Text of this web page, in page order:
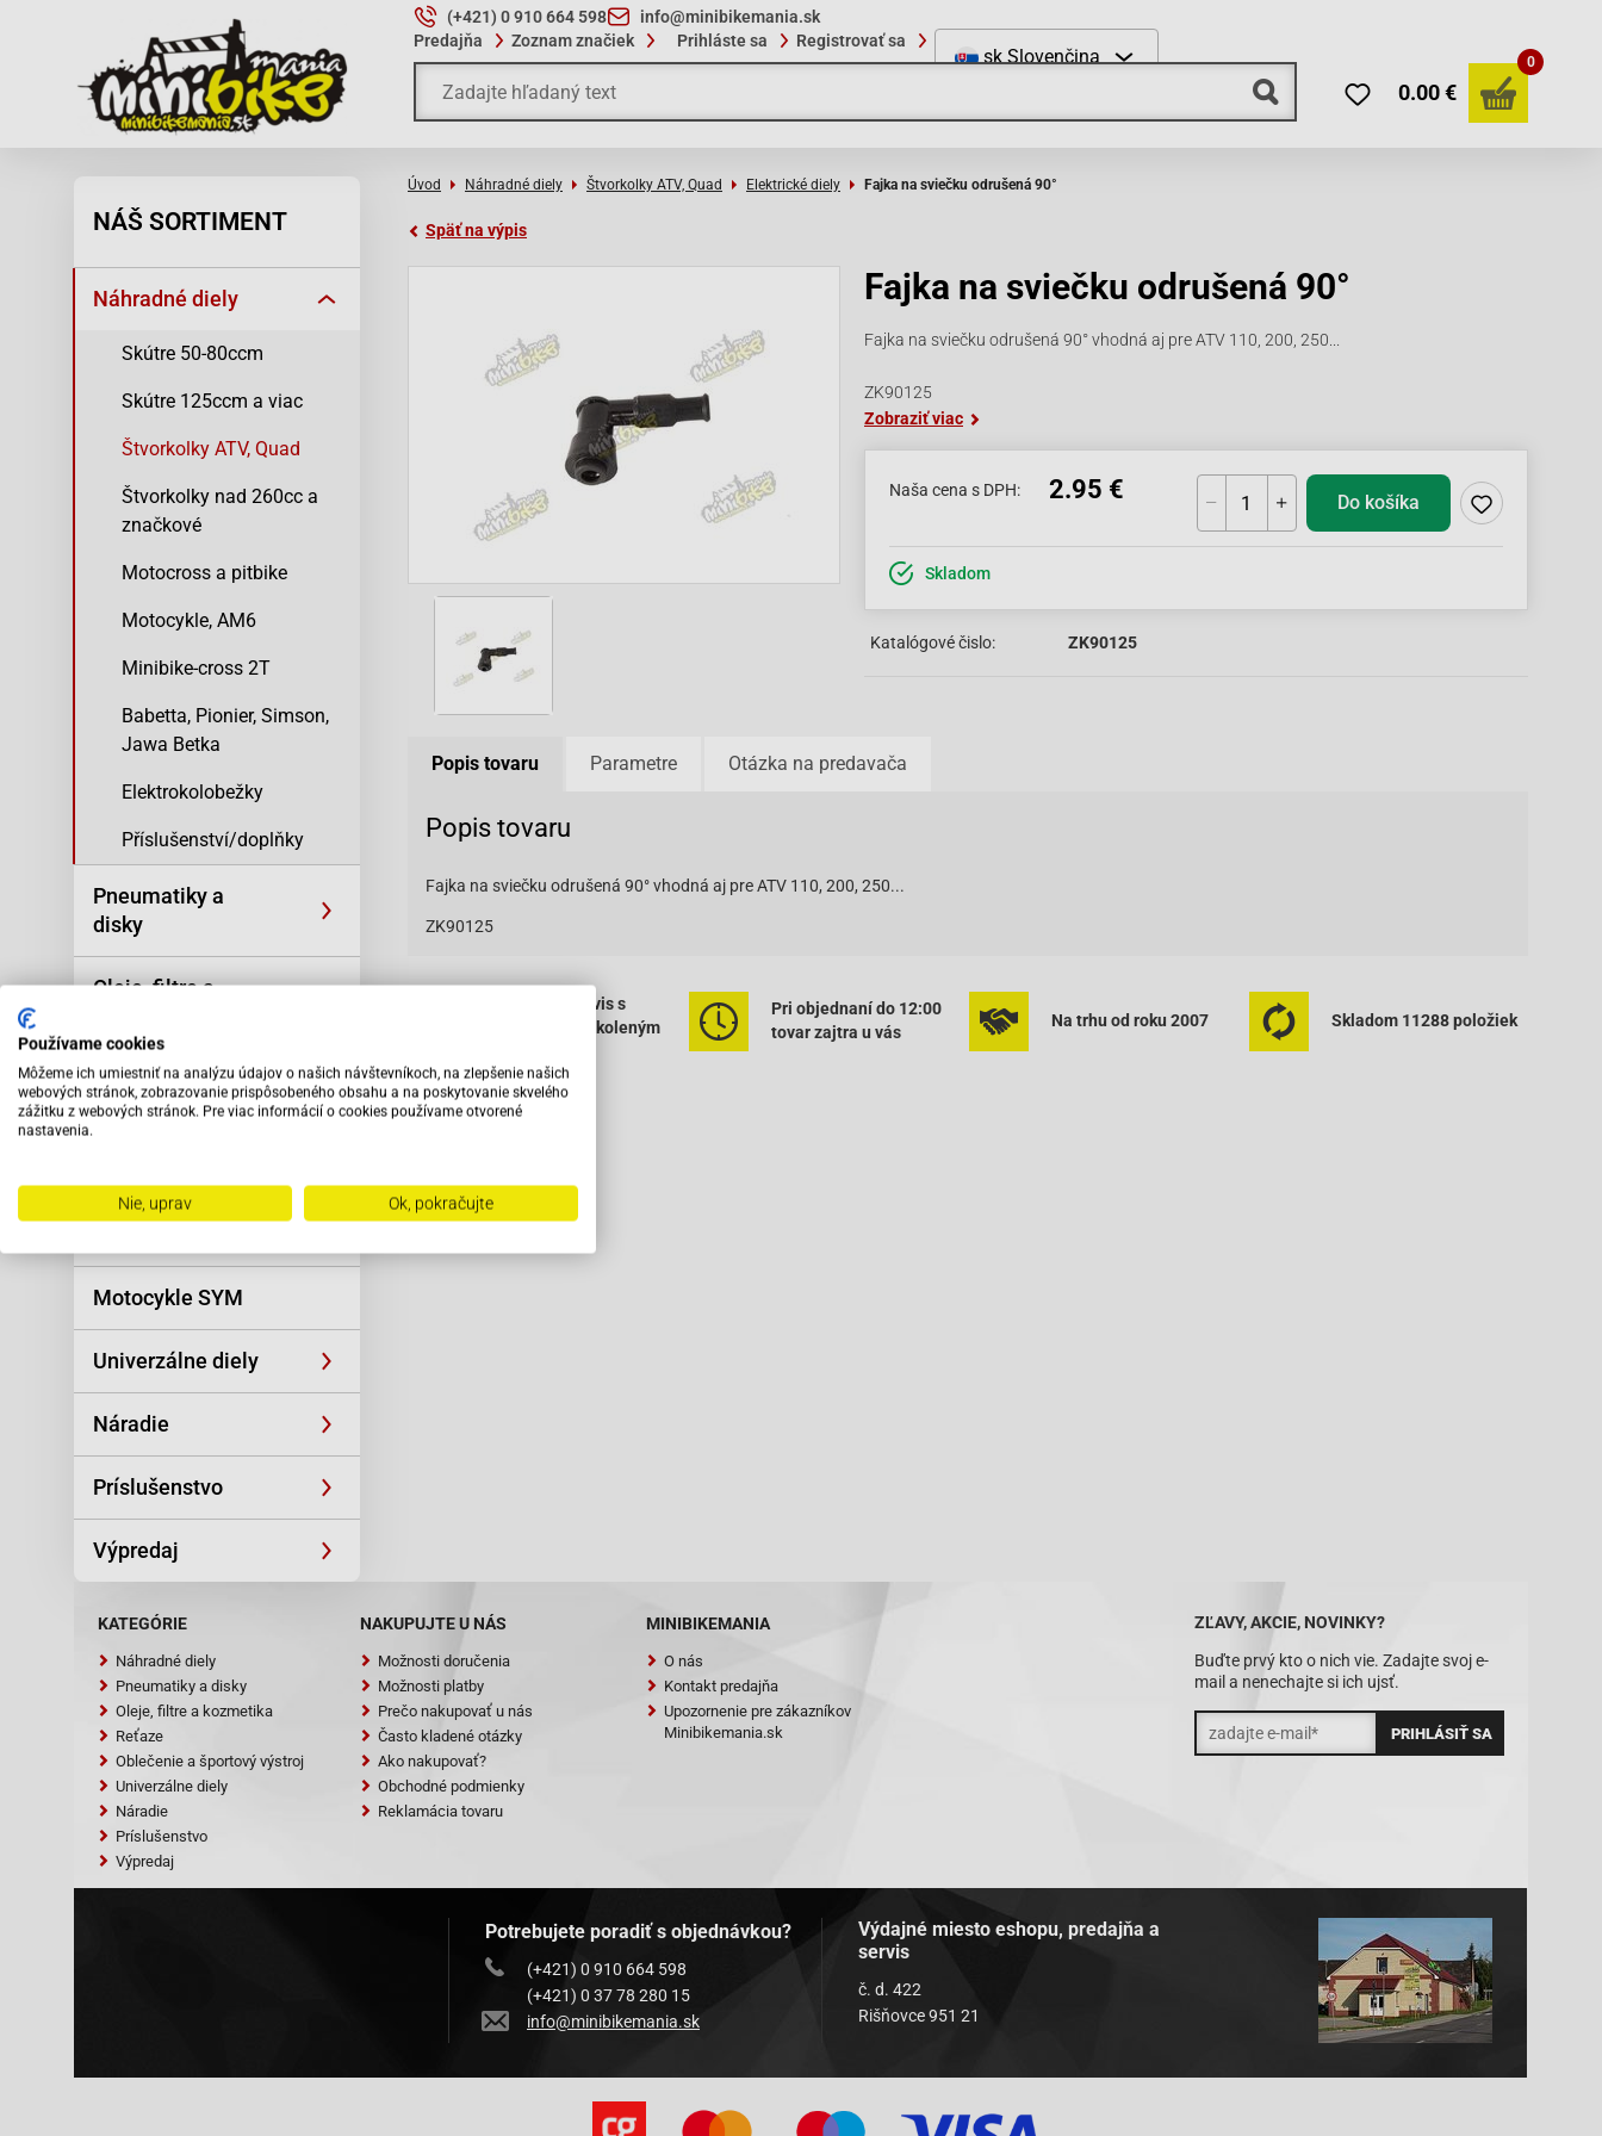
(+421) 0 910 664 598
info@minibikemania.sk
Predajňa
Zoznam značiek Prihláste sa Registrovať sa
sk Slovenčina
0.00 €
0
NÁŠ SORTIMENT
Náhradné diely
Skútre 50-80ccm
Skútre 125ccm a viac
Štvorkolky ATV, Quad
Štvorkolky nad 260cc a
značkové
Motocross a pitbike
Motocykle, AM6
Minibike-cross 2T
Babetta, Pionier, Simson,
Jawa Betka
Elektrokolobežky
Příslušenství/doplňky
Pneumatiky a
disky
Oleje, filtre a
Reťaze
Motocykle SYM
Univerzálne diely
Náradie
Príslušenstvo
Výpredaj
Úvod Náhradné diely Štvorkolky ATV, Quad Elektrické diely Fajka na sviečku odrušená 90°
Späť na výpis
Fajka na sviečku odrušená 90°
Fajka na sviečku odrušená 90° vhodná aj pre ATV 110, 200, 250...
ZK90125
Zobraziť viac
Naša cena s DPH: 2.95 € Do košíka
Skladom
Katalógové čislo: ZK90125
Popis tovaru Parametre Otázka na predavača
Popis tovaru
Fajka na sviečku odrušená 90° vhodná aj pre ATV 110, 200, 250...
ZK90125
Vybavený servis s
odborným vyškoleným
Pri objednaní do 12:00
tovar zajtra u vás
Na trhu od roku 2007 Skladom 11288 položiek
ZĽAVY, AKCIE, NOVINKY?
Buďte prvý kto o nich vie. Zadajte svoj e-
mail a nenechajte si ich ujsť.
KATEGÓRIE
Náhradné diely
Pneumatiky a disky
Oleje, filtre a kozmetika
Reťaze
Oblečenie a športový výstroj
Univerzálne diely
Náradie
Príslušenstvo
Výpredaj
NAKUPUJTE U NÁS
Možnosti doručenia
Možnosti platby
Prečo nakupovať u nás
Často kladené otázky
Ako nakupovať?
Obchodné podmienky
Reklamácia tovaru
MINIBIKEMANIA
O nás
Kontakt predajňa
Upozornenie pre zákazníkov
Minibikemania.sk
Potrebujete poradiť s objednávkou?
(+421) 0 910 664 598
(+421) 0 37 78 280 15
info@minibikemania.sk
Výdajné miesto eshopu, predajňa a
servis
č. d. 422
Rišňovce 951 21
Používame cookies
Môžeme ich umiestniť na analýzu údajov o našich návštevníkoch, na zlepšenie našich
webových stránok, zobrazovanie prispôsobeného obsahu a na poskytovanie skvelého
zážitku z webových stránok. Pre viac informácií o cookies používame otvorené
nastavenia.
Nie, uprav Ok, pokračujte